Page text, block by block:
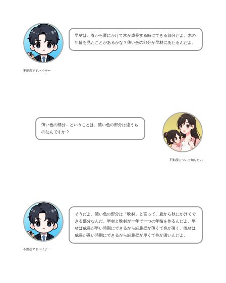
不動産アドバイザー
早材は、春から夏にかけて木が成長する時にできる部分だよ。木の
年輪を見たことがあるかな？薄い色の部分が早材にあたるんだよ。
不動産について知りたい
薄い色の部分…ということは、濃い色の部分は違うも
のなんですか？
不動産アドバイザー
そうだよ。濃い色の部分は「晩材」と言って、夏から秋にかけてで
きる部分なんだ。早材と晩材が一年で一つの年輪を作るんだよ。早
材は成長が早い時期にできるから細胞壁が薄くて色が薄く、晩材は
成長が遅い時期にできるから細胞壁が厚くて色が濃いんだよ。